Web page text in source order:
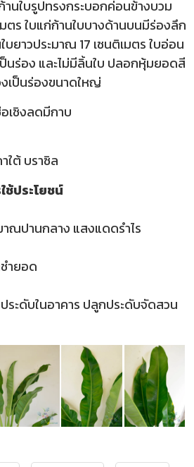
นใบรูปทรงกระบอกค่อนข้างบวม
ตร ใบแก่ก้านใบบางด้านบนมีร่องลึก
ยาวประมาณ 17 เซนติเมตร ใบอ่อน
ป็นร่อง และไม่มีลิ้นใบ ปลอกหุ้มยอดสี
เป็นร่องขนาดใหญ่
เชิงลดมีกาบ
ใต้ บราซิล
ช้ประโยชน์
ณปานกลาง แสงแดดรำไร
ำยอด
ระดับในอาคาร ปลูกประดับจัดสวน